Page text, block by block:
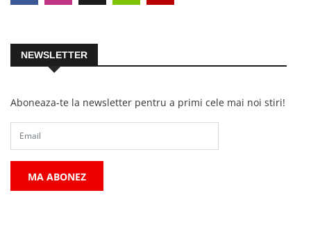
NEWSLETTER
Aboneaza-te la newsletter pentru a primi cele mai noi stiri!
MA ABONEZ